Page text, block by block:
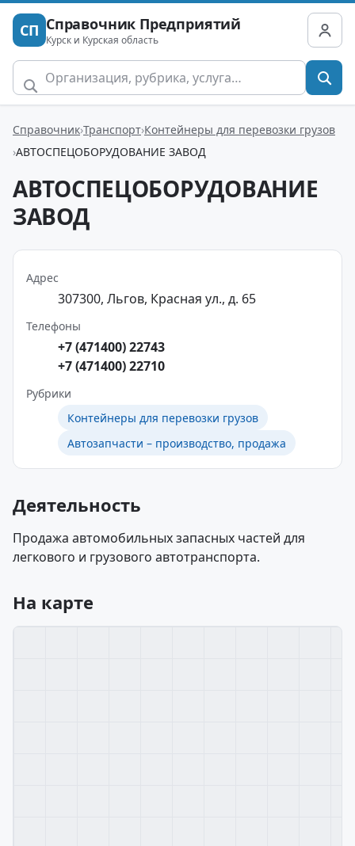
СП Справочник Предприятий
Курск и Курская область
Справочник Транспорт Контейнеры для перевозки грузов
АВТОСПЕЦОБОРУДОВАНИЕ ЗАВОД
АВТОСПЕЦОБОРУДОВАНИЕ
ЗАВОД
Адрес
307300, Льгов, Красная ул., д. 65
Телефоны
+7 (471400) 22743
+7 (471400) 22710
Рубрики
Контейнеры для перевозки грузов
Автозапчасти – производство, продажа
Деятельность
Продажа автомобильных запасных частей для
легкового и грузового автотранспорта.
На карте